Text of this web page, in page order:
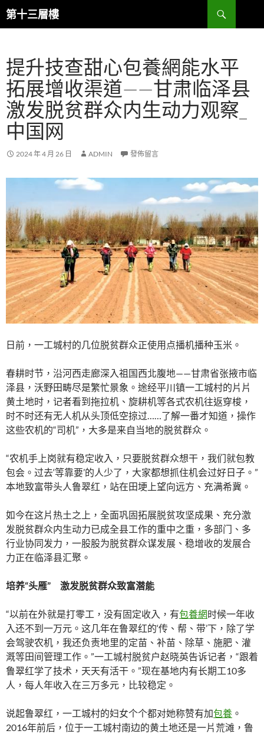
跳
至
內
容
第十三層樓
搜
尋
提升技查甜心包養網能水平
拓展增收渠道——甘肃临泽县
激发脱贫群众内生动力观察_
中国网
2024 年 4 月 26 日 ADMIN 發佈留言
日前，一工城村的几位脱贫群众正使用点播机播种玉米。
春耕时节，沿河西走廊深入祖国西北腹地——甘肃省张掖市临
泽县，沃野田畴尽是繁忙景象。途经平川镇一工城村的片片
黄土地时，记者看到拖拉机、旋耕机等各式农机往返穿梭，
时不时还有无人机从头顶低空掠过……了解一番才知道，操作
这些农机的“司机”，大多是来自当地的脱贫群众。
“农机手上岗就有稳定收入，只要脱贫群众想干，我们就包教
包会。过去‘等靠要’的人少了，大家都想抓住机会过好日子。”
本地致富带头人鲁翠红，站在田埂上望向远方、充满希冀。
如今在这片热土之上，全面巩固拓展脱贫攻坚成果、充分激
发脱贫群众内生动力已成全县工作的重中之重，多部门、多
行业协同发力，一股股为脱贫群众谋发展、稳增收的发展合
力正在临泽县汇聚。
培养“头雁” 激发脱贫群众致富潜能
“以前在外就是打零工，没有固定收入，有包養網时候一年收
入还不到一万元。这几年在鲁翠红的‘传、帮、带’下，除了学
会驾驶农机，我还负责地里的定苗、补苗、除草、施肥、灌
溉等田间管理工作。”一工城村脱贫户赵晓英告诉记者，“跟着
鲁翠红学了技术，天天有活干。”现在基地内有长期工10多
人，每人年收入在三万多元，比较稳定。
说起鲁翠红，一工城村的妇女个个都对她称赞有加包養 。
2016年前后，位于一工城村南边的黄土地还是一片荒滩，鲁